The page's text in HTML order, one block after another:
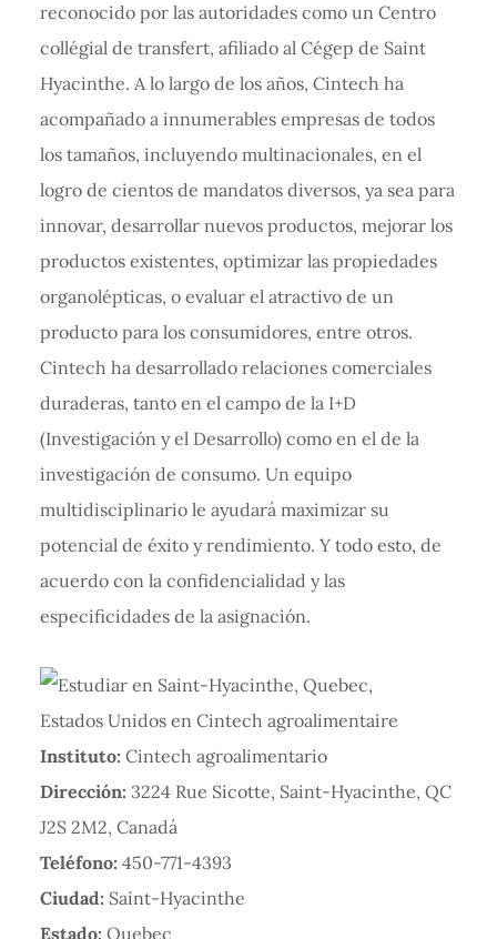
reconocido por las autoridades como un Centro
collégial de transfert, afiliado al Cégep de Saint
Hyacinthe. A lo largo de los años, Cintech ha
acompañado a innumerables empresas de todos
los tamaños, incluyendo multinacionales, en el
logro de cientos de mandatos diversos, ya sea para
innovar, desarrollar nuevos productos, mejorar los
productos existentes, optimizar las propiedades
organolépticas, o evaluar el atractivo de un
producto para los consumidores, entre otros.
Cintech ha desarrollado relaciones comerciales
duraderas, tanto en el campo de la I+D
(Investigación y el Desarrollo) como en el de la
investigación de consumo. Un equipo
multidisciplinario le ayudará maximizar su
potencial de éxito y rendimiento. Y todo esto, de
acuerdo con la confidencialidad y las
especificidades de la asignación.
Instituto: Cintech agroalimentario
Dirección: 3224 Rue Sicotte, Saint-Hyacinthe, QC
J2S 2M2, Canadá
Teléfono: 450-771-4393
Ciudad: Saint-Hyacinthe
Estado: Quebec